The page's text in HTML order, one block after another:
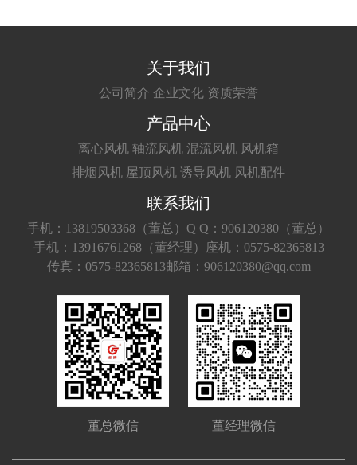
关于我们
公司简介 企业文化 资质荣誉
产品中心
离心风机 轴流风机 混流风机 风机箱
排烟风机 屋顶风机 诱导风机 风机配件
联系我们
手机：13819503368（董总） Q Q：906120380（董总）
手机：13916761268（董经理） 座机：0575-82365813
传真：0575-82365813邮箱：906120380@qq.com
董总微信 董经理微信